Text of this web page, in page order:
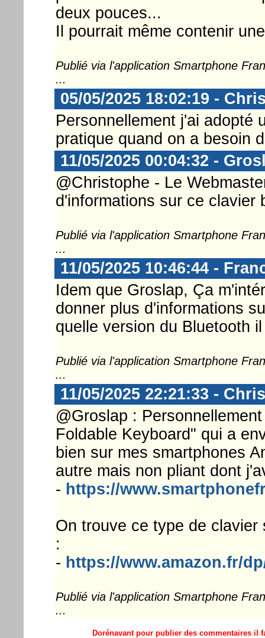
deux pouces...
Il pourrait même contenir
Publié via l'application Smartphone
...
05/05/2025 18:02:19 -
Personnellement j'ai adopté
pratique quand on a besoin
11/05/2025 00:04:32 -
@Christophe - Le
d'informations sur ce clavier
Publié via l'application Smartphone
...
11/05/2025 10:46:44 -
Idem que Groslap, Ça
donner plus d'informations
quelle version du Bluetooth
Publié via l'application Smartphone
...
11/05/2025 22:21:33 -
@Groslap :
Foldable Keyboard" qui a
bien sur mes smartphones
autre mais non pliant dont
- https://
On trouve ce type de clavier
:
- https://www.amazon.fr/
Publié via l'application Smartphone
...
Dorénavant pour publier des commentaires il